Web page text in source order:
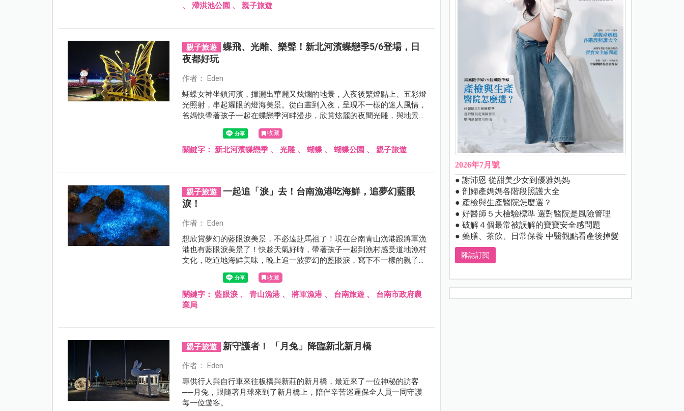
、滯洪池公園 、親子旅遊
親子旅遊
蝶飛、光雕、樂聲！新北河濱蝶戀季5/6登場，日
夜都好玩
作者： Eden
蝴蝶女神坐鎮河濱，揮灑出華麗又炫爛的地景，入夜後繁燈點上、五彩燈
光照射，串起耀眼的燈海美景。從白晝到入夜，呈現不一樣的迷人風情，
爸媽快帶著孩子一起在蝶戀季河畔漫步，欣賞炫麗的夜間光雕，與地景藝
術共舞，寫下一年一度夏日限定的回憶。
收藏
關鍵字：新北河濱蝶戀季 、光雕、蝴蝶 、蝴蝶公園 、親子旅遊
親子旅遊
一起追「淚」去！台南漁港吃海鮮，追夢幻藍眼
淚！
作者： Eden
想欣賞夢幻的藍眼淚美景，不必遠赴馬祖了！現在台南青山漁港跟將軍漁
港也有藍眼淚美景了！快趁天氣好時，帶著孩子一起到漁村感受道地漁村
文化，吃道地海鮮美味，晚上追一波夢幻的藍眼淚，寫下不一樣的親子回
收藏
關鍵字：藍眼淚 、青山漁港 、將軍漁港 、 台南旅遊 、 台南市政府農
業局
親子旅遊 新守護者！ 「月兔」降臨新北新月橋
作者： Eden
專供行人與自行車來往板橋與新莊的新月橋，最近來了一位神秘的訪客
──月兔，跟隨著月球來到了新月橋上，陪伴辛苦巡邏保全人員一同守護
每一位遊客。
2026年7月號
● 謝沛恩 從甜美少女到優雅媽媽
● 剖婦產媽媽各階段照護大全
● 產檢與生產醫院怎麼選？
● 好醫師５大檢驗標準 選對醫院是風險管理
● 破解４個最常被誤解的寶寶安全感問題
● 藥膳、茶飲、日常保養 中醫觀點看產後掉髮
雜誌訂閱